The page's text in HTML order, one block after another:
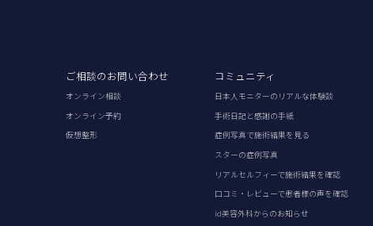
ご相談のお問い合わせ
オンライン相談
オンライン予約
仮想整形
コミュニティ
日本人モニターのリアルな体験談
手術日記と感謝の手紙
症例写真で施術結果を見る
スターの症例写真
リアルセルフィーで施術結果を確認
口コミ・レビューで患者様の声を確認
id美容外科からのお知らせ